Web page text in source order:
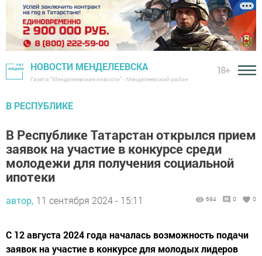
НОВОСТИ МЕНДЕЛЕЕВСКА
Газета "Менделеевские новости" - Менделеевский район
18+
В РЕСПУБЛИКЕ
В Республике Татарстан открылся прием
заявок на участие в конкурсе среди
молодежи для получения социальной
ипотеки
автор, 11 сентября 2024 - 15:11 694 0 0
С 12 августа 2024 года началась возможность подачи
заявок на участие в конкурсе для молодых лидеров